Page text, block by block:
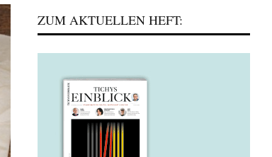
ZUM AKTUELLEN HEFT: